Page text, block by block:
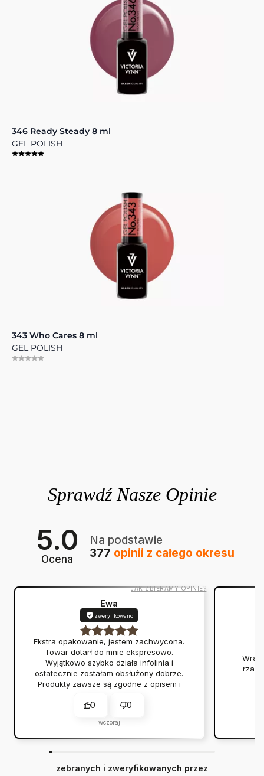
346 Ready Steady 8 ml
GEL POLISH
343 Who Cares 8 ml
GEL POLISH
5.0
Ocena
Na podstawie
377 opinii z całego okresu
JAK ZBIERAMY OPINIE?
Ewa
zweryfikowano
Ekstra opakowanie, jestem zachwycona.
Towar dotarł do mnie ekspresowo.
Wyjątkowo szybko działa infolinia i
ostatecznie zostałam obsłużony dobrze.
Produkty zawsze są zgodne z opisem i
0 0
wczoraj
zebranych i zweryfikowanych przez